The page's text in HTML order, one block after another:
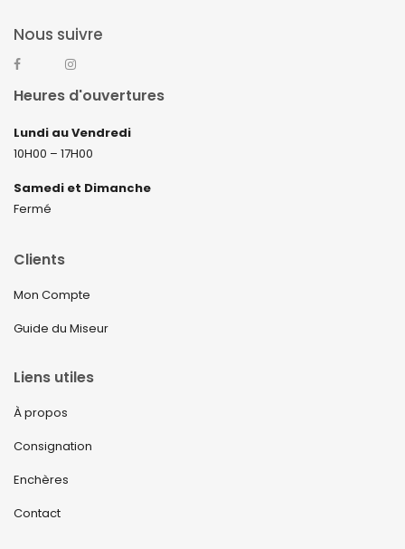
Nous suivre
Heures d'ouvertures
Lundi au Vendredi
10H00 – 17H00
Samedi et Dimanche
Fermé
Clients
Mon Compte
Guide du Miseur
Liens utiles
À propos
Consignation
Enchères
Contact